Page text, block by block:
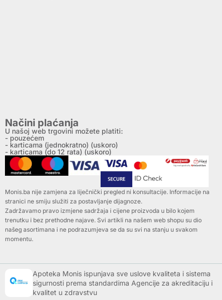
Načini plaćanja
U našoj web trgovini možete platiti:
- pouzećem
- karticama (jednokratno) (uskoro)
- karticama (do 12 rata) (uskoro)
Monis.ba nije zamjena za liječnički pregled ni konsultacije. Informacije na
stranici ne smiju služiti za postavljanje dijagnoze.
Zadržavamo pravo izmjene sadržaja i cijene proizvoda u bilo kojem
trenutku i bez prethodne najave. Svi artikli na našem web shopu su dio
našeg asortimana i ne podrazumjeva se da su svi na stanju u svakom
momentu.
Apoteka Monis ispunjava sve uslove kvaliteta i sistema
sigurnosti prema standardima Agencije za akreditaciju i
kvalitet u zdravstvu